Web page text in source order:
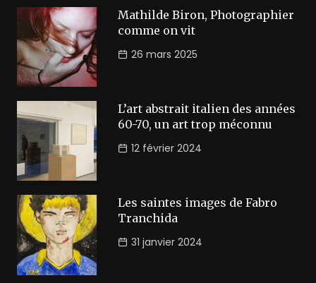
Mathilde Biron, Photographier
comme on vit
26 mars 2025
L’art abstrait italien des années
60-70, un art trop méconnu
12 février 2024
Les saintes images de Fabro
Tranchida
31 janvier 2024